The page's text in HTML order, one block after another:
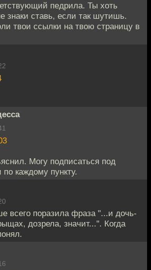
педрила. Ты хоть
знаки ставь, если так шутишь.
твои ссылки на твою страницу в
Могу подписаться под
каждому пункту.
всего поразила фраза "...и дочь-
дозрела, значит...". Когда